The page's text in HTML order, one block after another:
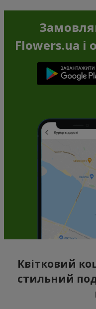
Flowers.ua і
Квітковий
стильний